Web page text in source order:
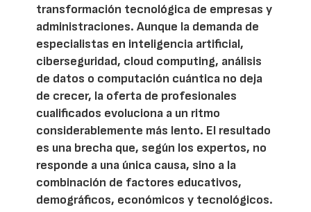
transformación tecnológica de empresas y
administraciones. Aunque la demanda de
especialistas en inteligencia artificial,
ciberseguridad, cloud computing, análisis
de datos o computación cuántica no deja
de crecer, la oferta de profesionales
cualificados evoluciona a un ritmo
considerablemente más lento. El resultado
es una brecha que, según los expertos, no
responde a una única causa, sino a la
combinación de factores educativos,
demográficos, económicos y tecnológicos.